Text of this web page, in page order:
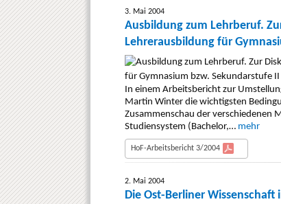
3. Mai 2004
Ausbildung zum Lehrberuf.
Lehrerausbildung für
In einem Arbeitsbericht zur
Martin Winter die wichtigsten
Zusammenschau der verschiedenen
Studiensystem (Bachelor,… mehr
HoF-Arbeitsbericht 3/2004
2. Mai 2004
Die Ost-Berliner